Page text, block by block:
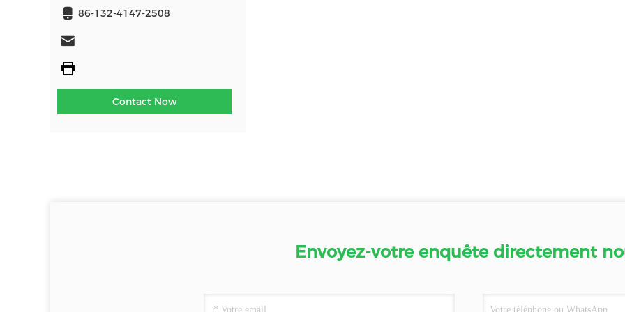
86-132-4147-2508
Contact Now
Envoyez-votre enquête directement